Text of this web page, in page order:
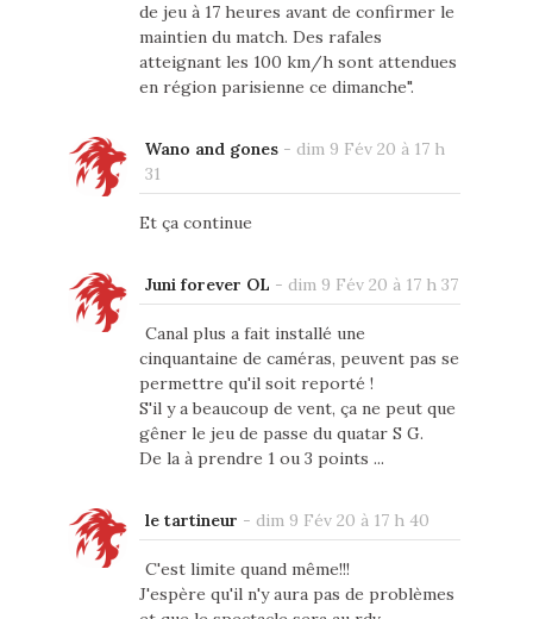
de jeu à 17 heures avant de confirmer le
maintien du match. Des rafales
atteignant les 100 km/h sont attendues
en région parisienne ce dimanche".
Wano and gones- dim 9 Fév 20 à 17 h
31
Et ça continue
Juni forever OL - dim 9 Fév 20 à 17 h 37
Canal plus a fait installé une
cinquantaine de caméras, peuvent pas se
permettre qu'il soit reporté !
S'il y a beaucoup de vent, ça ne peut que
gêner le jeu de passe du quatar S G.
De la à prendre 1 ou 3 points ...
le tartineur - dim 9 Fév 20 à 17 h 40
C'est limite quand même!!!
J'espère qu'il n'y aura pas de problèmes